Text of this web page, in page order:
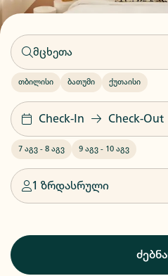
თბილისი ბათუმი ქუთაისი
Check-In Check-Out
7 აგვ - 8 აგვ 9 აგვ - 10 აგვ
1 ზრდასრული
ძებნა